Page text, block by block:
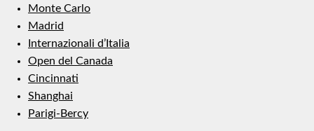
Monte Carlo
Madrid
Internazionali d’Italia
Open del Canada
Cincinnati
Shanghai
Parigi-Bercy